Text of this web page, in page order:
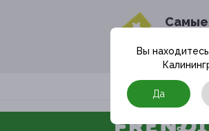
в
Москва
Вы
Да